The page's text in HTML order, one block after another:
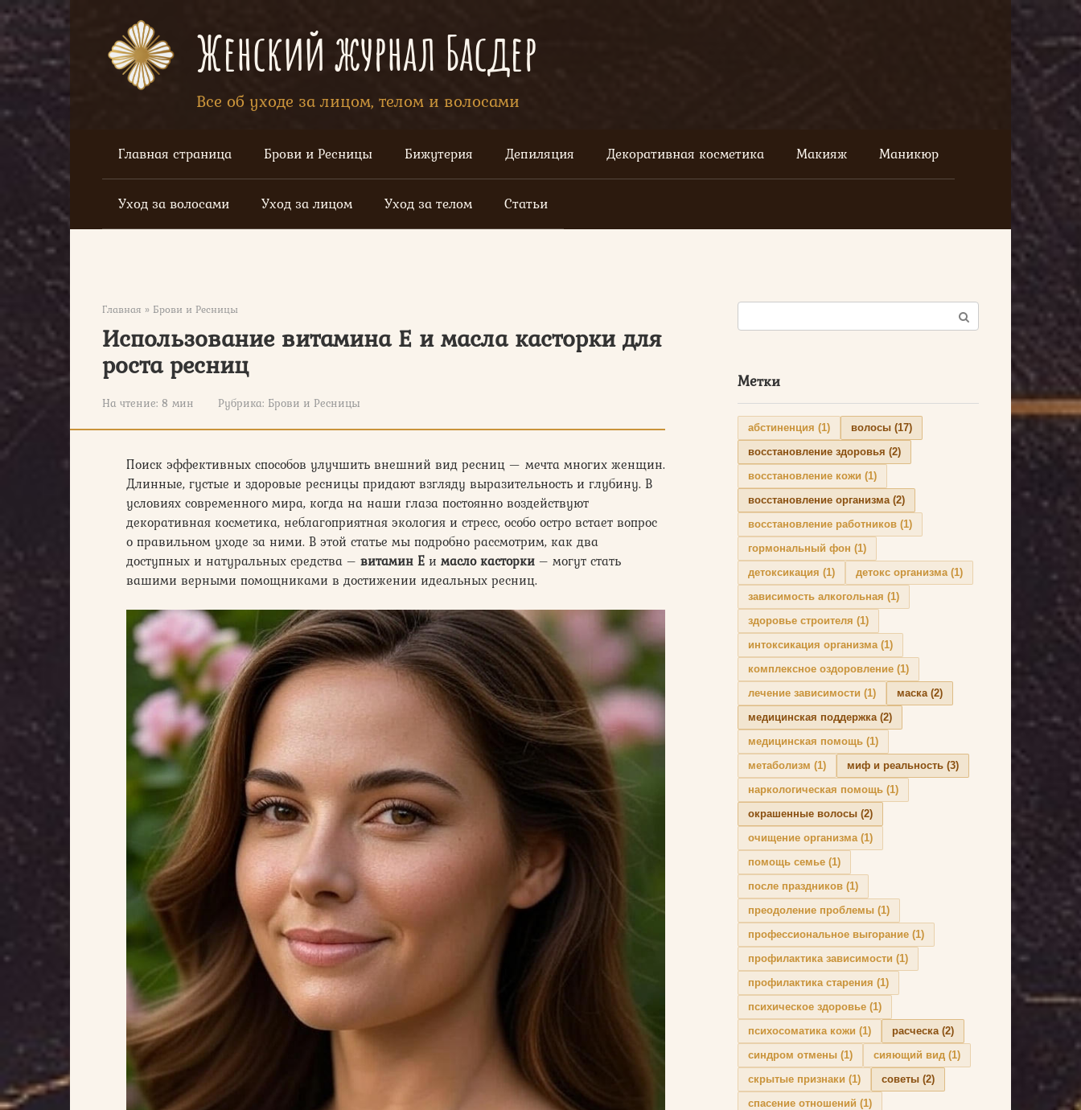
Перейти
к
контенту
Женский журнал Басдер
Все об уходе за лицом, телом и волосами
Главная страница Брови и Ресницы Бижутерия Депиляция Декоративная косметика Макияж Маникюр
Уход за волосами Уход за лицом Уход за телом Статьи
Главная » Брови и Ресницы
Использование витамина Е и масла касторки для
роста ресниц
На чтение: 8 мин Рубрика: Брови и Ресницы
Поиск эффективных способов улучшить внешний вид ресниц — мечта многих женщин.
Длинные, густые и здоровые ресницы придают взгляду выразительность и глубину. В
условиях современного мира, когда на наши глаза постоянно воздействуют
декоративная косметика, неблагоприятная экология и стресс, особо остро встает вопрос
о правильном уходе за ними. В этой статье мы подробно рассмотрим, как два
доступных и натуральных средства – витамин Е и масло касторки – могут стать
вашими верными помощниками в достижении идеальных ресниц.
Поиск:
Метки
абстиненция (1) волосы (17)
восстановление здоровья (2)
восстановление кожи (1)
восстановление организма(2)
восстановление работников (1)
гормональный фон (1)
детоксикация (1) детокс организма(1)
зависимость алкогольная (1)
здоровье строителя (1)
интоксикация организма(1)
комплексное оздоровление (1)
лечение зависимости (1) маска(2)
медицинская поддержка(2)
медицинская помощь (1)
метаболизм (1) миф и реальность (3)
наркологическая помощь (1)
окрашенные волосы (2)
очищение организма(1)
помощь семье (1)
после праздников (1)
преодоление проблемы (1)
профессиональное выгорание (1)
профилактика зависимости (1)
профилактика старения (1)
психическое здоровье (1)
психосоматика кожи (1) расческа(2)
синдром отмены (1) сияющий вид (1)
скрытые признаки (1) советы (2)
спасение отношений (1)